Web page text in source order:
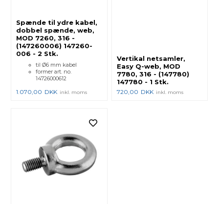
Spænde til ydre kabel,
dobbel spænde, web,
MOD 7260, 316 -
(147260006) 147260-
006 - 2 Stk.
til Ø6 mm kabel
former art. no.
14726000612
1.070,00 DKK inkl. moms
Vertikal netsamler,
Easy Q-web, MOD
7780, 316 - (147780)
147780 - 1 Stk.
720,00 DKK inkl. moms